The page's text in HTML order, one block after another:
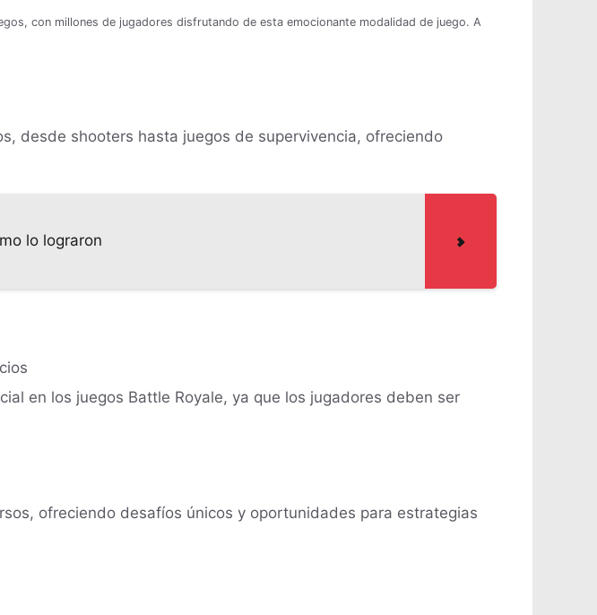
con millones de jugadores disfrutando de esta emocionante modalidad de juego. A
desde shooters hasta juegos de supervivencia, ofreciendo
lo lograron
en los juegos Battle Royale, ya que los jugadores deben ser
ofreciendo desafíos únicos y oportunidades para estrategias